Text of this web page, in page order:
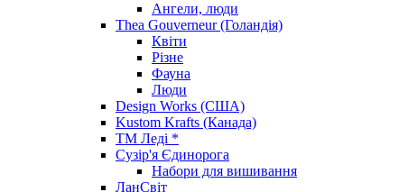
Ангели, люди
Thea Gouverneur (Голандія)
Квіти
Різне
Фауна
Люди
Design Works (США)
Kustom Krafts (Канада)
ТМ Леді *
Сузір'я Єдинорога
Набори для вишивання
ЛанСвіт